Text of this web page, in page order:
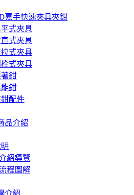
嘉手快速夾具夾鉗
式夾具
式夾具
式夾具
式夾具
鉗
鉗
配件
品介紹
紹導覽
程圖解
介紹